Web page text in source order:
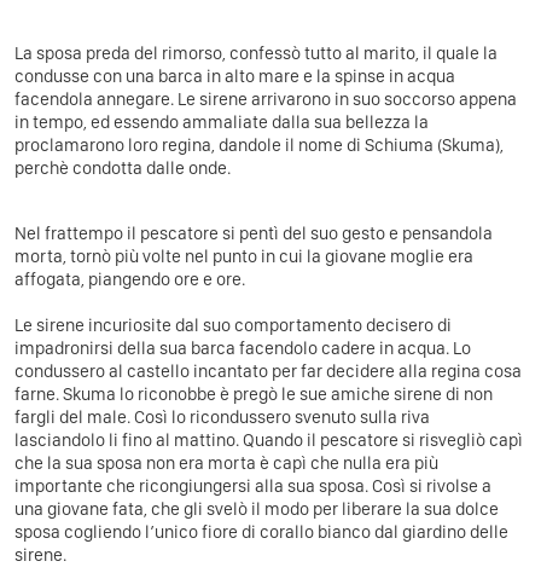
La sposa preda del rimorso, confessò tutto al marito, il quale la
condusse con una barca in alto mare e la spinse in acqua
facendola annegare. Le sirene arrivarono in suo soccorso appena
in tempo, ed essendo ammaliate dalla sua bellezza la
proclamarono loro regina, dandole il nome di Schiuma (Skuma),
perchè condotta dalle onde.
Nel frattempo il pescatore si pentì del suo gesto e pensandola
morta, tornò più volte nel punto in cui la giovane moglie era
affogata, piangendo ore e ore.
Le sirene incuriosite dal suo comportamento decisero di
impadronirsi della sua barca facendolo cadere in acqua. Lo
condussero al castello incantato per far decidere alla regina cosa
farne. Skuma lo riconobbe è pregò le sue amiche sirene di non
fargli del male. Così lo ricondussero svenuto sulla riva
lasciandolo li fino al mattino. Quando il pescatore si risvegliò capì
che la sua sposa non era morta è capì che nulla era più
importante che ricongiungersi alla sua sposa. Così si rivolse a
una giovane fata, che gli svelò il modo per liberare la sua dolce
sposa cogliendo l’unico fiore di corallo bianco dal giardino delle
sirene.